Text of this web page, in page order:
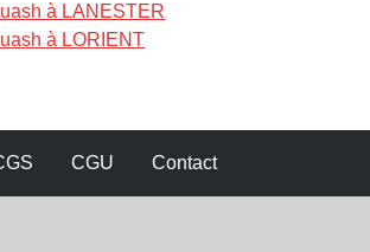
à LANESTER
à LORIENT
CGU Contact